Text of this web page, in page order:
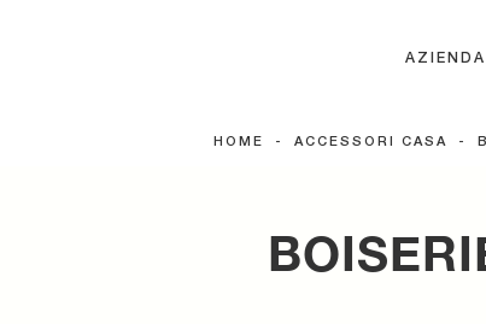
AZIENDA
HOME - ACCESSORI CASA -